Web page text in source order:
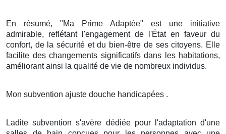
En résumé, "Ma Prime Adaptée" est une initiative
admirable, reflétant l'engagement de l'État en faveur du
confort, de la sécurité et du bien-être de ses citoyens. Elle
facilite des changements significatifs dans les habitations,
améliorant ainsi la qualité de vie de nombreux individus.
Mon subvention ajuste douche handicapées .
Ladite subvention s'avère dédiée pour l'adaptation d'une